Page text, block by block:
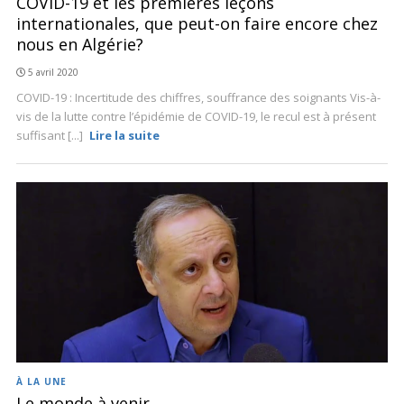
internationales, que peut-on faire encore chez
nous en Algérie?
5 avril 2020
COVID-19 : Incertitude des chiffres, souffrance des soignants Vis-à-
vis de la lutte contre l’épidémie de COVID-19, le recul est à présent
suffisant [...] Lire la suite
À LA UNE